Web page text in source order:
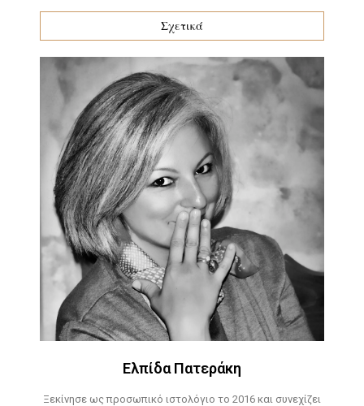
Σχετικά
Ελπίδα Πατεράκη
Ξεκίνησε ως προσωπικό ιστολόγιο το 2016 και συνεχίζει